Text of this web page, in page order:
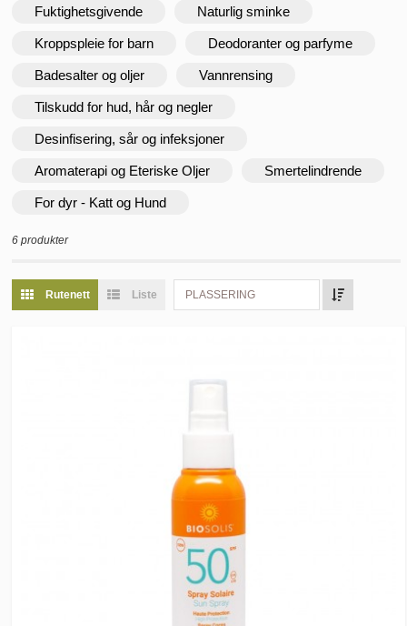
Fuktighetsgivende Naturlig sminke
Kroppspleie for barn Deodoranter og parfyme
Badesalter og oljer Vannrensing
Tilskudd for hud, hår og negler
Desinfisering, sår og infeksjoner
Aromaterapi og Eteriske Oljer Smertelindrende
For dyr - Katt og Hund
6 produkter
Rutenett Liste PLASSERING